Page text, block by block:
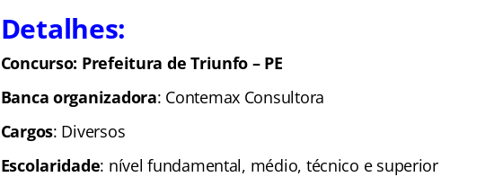
Detalhes:
Concurso: Prefeitura de Triunfo – PE
Banca organizadora: Contemax Consultora
Cargos: Diversos
Escolaridade: nível fundamental, médio, técnico e superior